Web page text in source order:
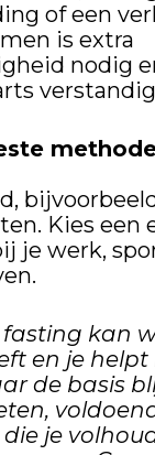
of een
is extra
nodig
Kies een
je werk,
kan
en je
de basis
je